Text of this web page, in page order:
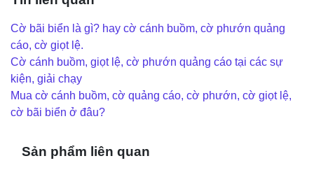
Cờ bãi biển là gì? hay cờ cánh buồm, cờ phướn quảng
cáo, cờ giọt lệ.
Cờ cánh buồm, giọt lệ, cờ phướn quảng cáo tại các sự
kiện, giải chạy
Mua cờ cánh buồm, cờ quảng cáo, cờ phướn, cờ giọt lệ,
cờ bãi biển ở đâu?
Sản phẩm liên quan